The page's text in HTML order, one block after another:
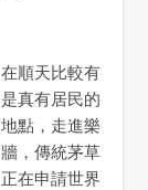
真有居民的
點，走進樂
，傳統茅草
在申請世界